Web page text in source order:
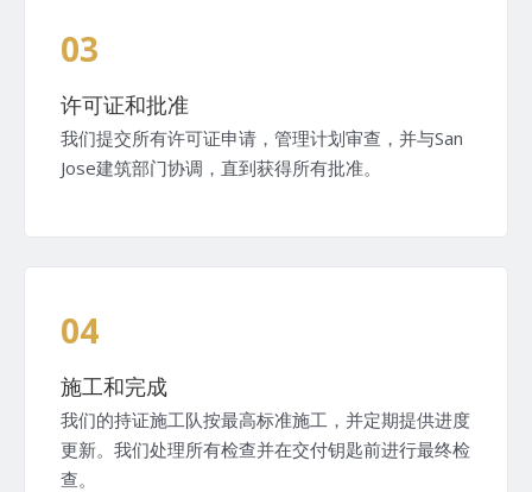
03
许可证和批准
我们提交所有许可证申请，管理计划审查，并与San
Jose建筑部门协调，直到获得所有批准。
04
施工和完成
我们的持证施工队按最高标准施工，并定期提供进度
更新。我们处理所有检查并在交付钥匙前进行最终检
查。